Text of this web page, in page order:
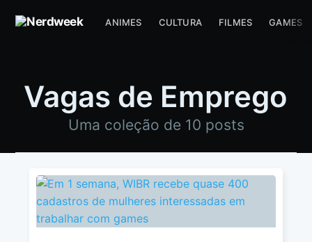
ANIMES CULTURA FILMES GAMES
Vagas de Emprego
Uma coleção de 10 posts